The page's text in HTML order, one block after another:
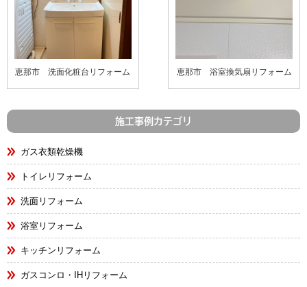
恵那市 洗面化粧台リフォーム 恵那市 浴室換気扇リフォーム
施工事例カテゴリ
ガス衣類乾燥機
トイレリフォーム
洗面リフォーム
浴室リフォーム
キッチンリフォーム
ガスコンロ・IHリフォーム